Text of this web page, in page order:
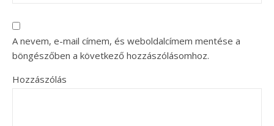
A nevem, e-mail címem, és weboldalcímem mentése a
böngészőben a következő hozzászólásomhoz.
Hozzászólás